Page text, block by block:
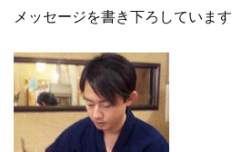
メッセージを書き下ろしています